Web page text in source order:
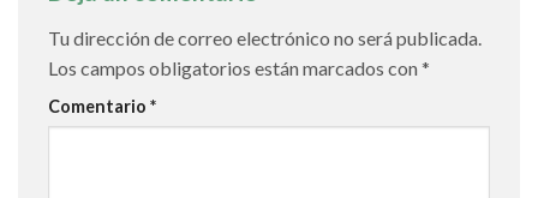
Tu dirección de correo electrónico no será publicada.
Los campos obligatorios están marcados con*
Comentario *